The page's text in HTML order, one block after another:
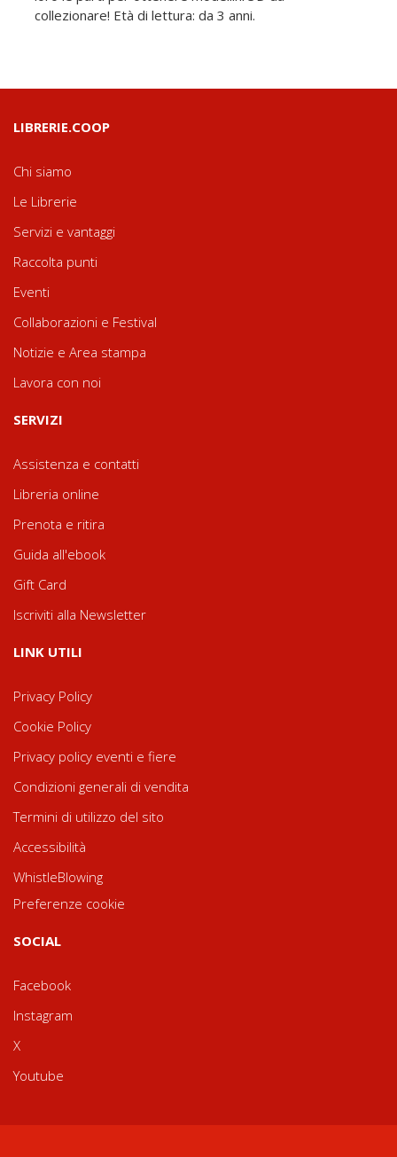
collezionare! Età di lettura: da 3 anni.
LIBRERIE.COOP
Chi siamo
Le Librerie
Servizi e vantaggi
Raccolta punti
Eventi
Collaborazioni e Festival
Notizie e Area stampa
Lavora con noi
SERVIZI
Assistenza e contatti
Libreria online
Prenota e ritira
Guida all'ebook
Gift Card
Iscriviti alla Newsletter
LINK UTILI
Privacy Policy
Cookie Policy
Privacy policy eventi e fiere
Condizioni generali di vendita
Termini di utilizzo del sito
Accessibilità
WhistleBlowing
Preferenze cookie
SOCIAL
Facebook
Instagram
X
Youtube